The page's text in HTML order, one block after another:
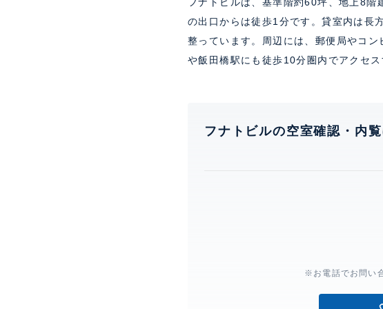
フナトビルは、基準階約60坪、地上8
の出口からは徒歩1分です。貸室内は長
整っています。周辺には、郵便局やコ
や飯田橋駅にも徒歩10分圏内でアクセス
フナトビルの空室確認・内
※お電話でお問い